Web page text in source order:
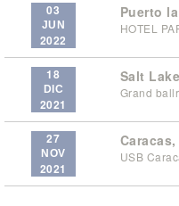
03
JUN
2022
Puerto
HOTEL
18
DIC
2021
Salt
Grand
27
NOV
2021
USB